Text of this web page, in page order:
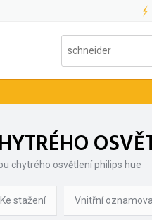
chytrého osvětlení philips hue
Ke stažení Vnitřní